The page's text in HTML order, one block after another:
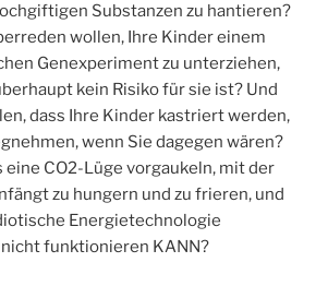
Substanzen zu hantieren?
wollen, Ihre Kinder einem
Genexperiment zu unterziehen,
kein Risiko für sie ist? Und
dass Ihre Kinder kastriert werden,
wenn Sie dagegen wären?
eine CO2-Lüge vorgaukeln, mit der
zu hungern und zu frieren, und
Energietechnologie
funktionieren KANN?